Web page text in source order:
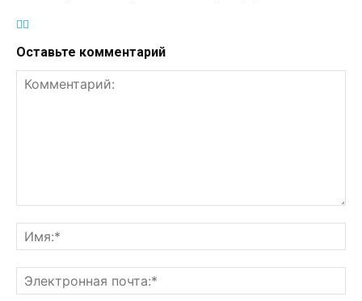
Оставьте комментарий